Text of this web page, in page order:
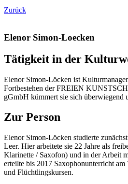
Zurück
Elenor Simon-Loecken
Tätigkeit in der
Elenor Simon-Löcken ist
Fortbestehen der FREIEN
gGmbH kümmert sie sich überwiegend
Zur Person
Elenor Simon-Löcken studierte
Leer. Hier arbeitete sie 22 Jahre als
Klarinette / Saxofon) und in der Arbeit
erteilte bis 2017 Saxophonunterricht
und Flüchtlingskursen.